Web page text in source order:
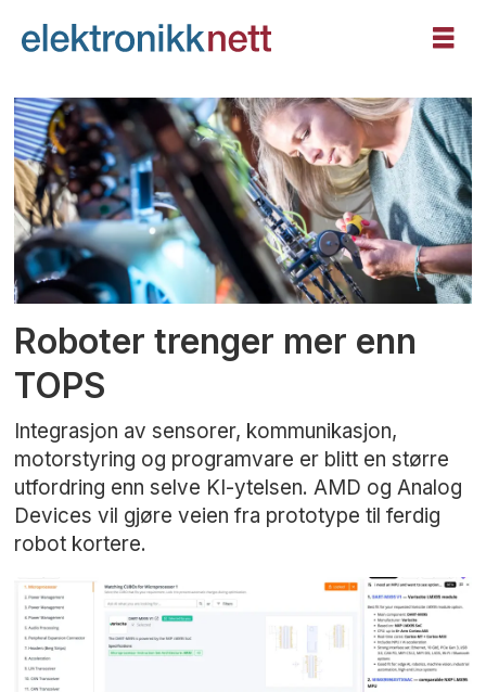
Tag:
utvikling
Roboter trenger mer enn
TOPS
Integrasjon av sensorer, kommunikasjon,
motorstyring og programvare er blitt en større
utfordring enn selve KI-ytelsen. AMD og Analog
Devices vil gjøre veien fra prototype til ferdig
robot kortere.